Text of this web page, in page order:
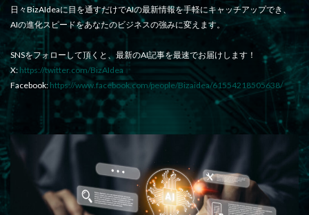
日々BizAIdeaに目を通すだけでAIの最新情報を手軽にキャッチアップでき、
AIの進化スピードをあなたのビジネスの強みに変えます。
SNSをフォローして頂くと、最新のAI記事を最速でお届けします！
X: https://twitter.com/BizAIdea
Facebook: https://www.facebook.com/people/Bizaidea/61554218505638/